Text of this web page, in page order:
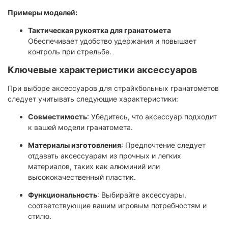
Примеры моделей:
Тактическая рукоятка для гранатомета
Обеспечивает удобство удержания и повышает
контроль при стрельбе.​
Ключевые характеристики аксессуаров
При выборе аксессуаров для страйкбольных гранатометов
следует учитывать следующие характеристики:
Совместимость: Убедитесь, что аксессуар подходит
к вашей модели гранатомета.​
Материалы изготовления: Предпочтение следует
отдавать аксессуарам из прочных и легких
материалов, таких как алюминий или
высококачественный пластик.​
Функциональность: Выбирайте аксессуары,
соответствующие вашим игровым потребностям и
стилю.​